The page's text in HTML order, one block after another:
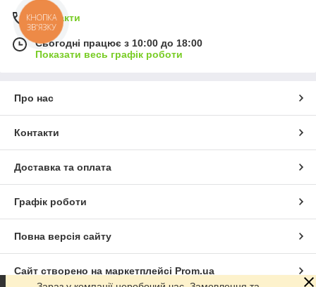
Контакти
Сьогодні працює з 10:00 до 18:00
Показати весь графік роботи
Про нас
Контакти
Доставка та оплата
Графік роботи
Повна версія сайту
Сайт створено на маркетплейсі Prom.ua